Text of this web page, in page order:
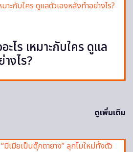
ไร เหมาะกับใคร ดูแล
งไร?
ดูเพิ่มเติม